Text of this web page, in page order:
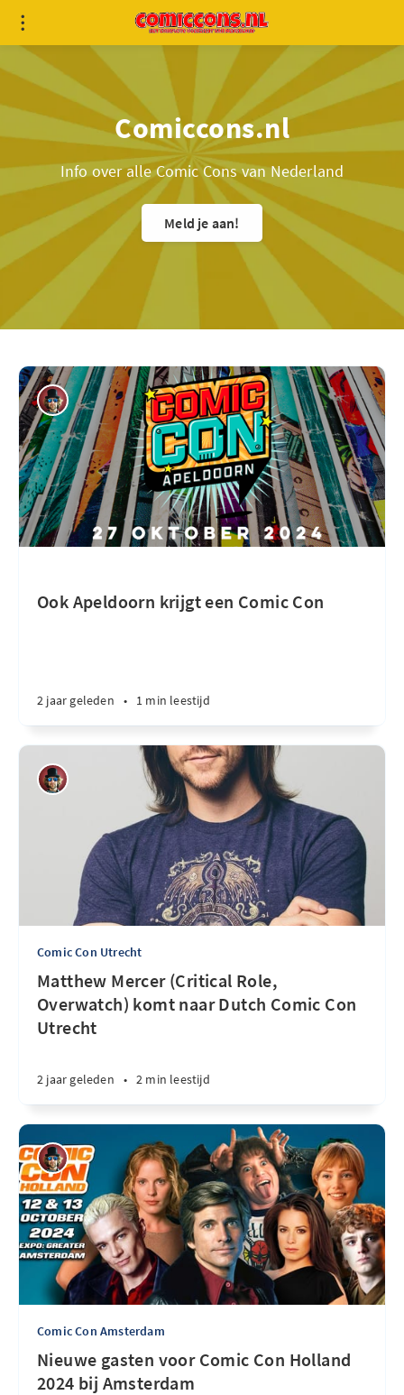
Comiccons.nl
Info over alle Comic Cons van Nederland
Meld je aan!
Ook Apeldoorn krijgt een Comic Con
2 jaar geleden • 1 min leestijd
Comic Con Utrecht
Matthew Mercer (Critical Role,
Overwatch) komt naar Dutch Comic Con
Utrecht
2 jaar geleden • 2 min leestijd
Comic Con Amsterdam
Nieuwe gasten voor Comic Con Holland
2024 bij Amsterdam